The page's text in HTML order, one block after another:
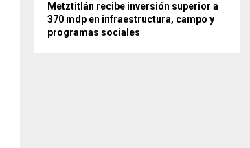
Metztitlán recibe inversión superior a
370 mdp en infraestructura, campo y
programas sociales